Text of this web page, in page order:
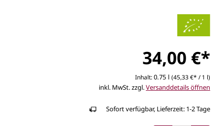
34,00 €*
Inhalt:0.75 l (45,33 €* / 1 l)
inkl. MwSt. zzgl.Versanddetails öffnen
Sofort verfügbar, Lieferzeit: 1-2 Tage